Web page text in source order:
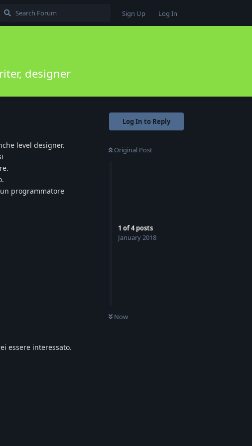
Sign Up Log In
designer
Log In to Reply
Original Post
1 of4posts
January 2018
Now
level designer.
programmatore
essere interessato.